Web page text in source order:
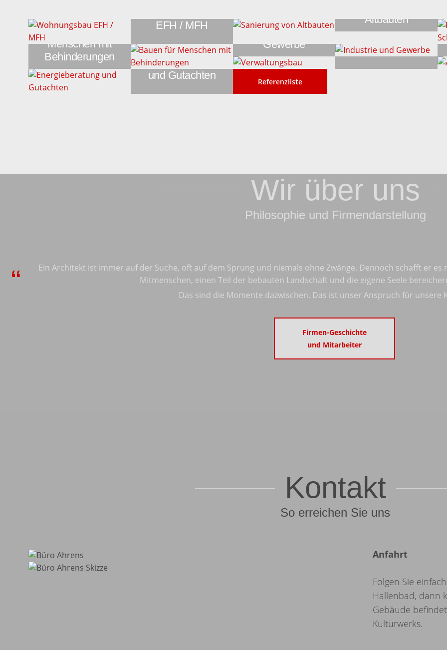
EFH / MFH
Altbauten
Bauen für
Menschen mit
Behinderungen
Industrie und
Gewerbe
Verwaltungsbau
Energieberatung
und Gutachten
Referenzliste
Wir über uns
Philosophie und Firmendarstellung
Ein Architekt ist immer auf der Suche, oft auf dem Sprung und niemals ohne Zwänge. Dennoch schafft er
Mitmenschen, einen Teil der bebauten Landschaft und die eigene Seele
Das sind die Momente dazwischen. Das ist unser Anspruch für unsere
Firmen-Geschichte
und Mitarbeiter
Kontakt
So erreichen Sie uns
Anfahrt
Folgen Sie
Hallenbad, dann
Gebäude
Kulturwerks.